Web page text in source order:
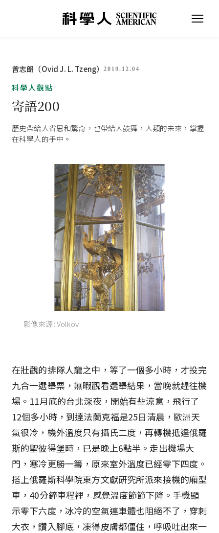
曾志朗（Ovid J. L. Tzeng）2019.12.04
科學人觀點
寄語200
歷史帶給人省思和驚奇，也帶給人鼓舞，人類的未來，掌握
在科學人的手中。
影像來源: Volkov
在壯觀的排隊人龍之中，等了一個多小時，才投完
九合一選舉票，無暇觀看選舉結果，當晚就趕往機
場。11月底的台北深夜，開始有些涼意，飛行了
12個多小時，到達法蘭克福是25日清晨，歐洲天
氣很冷，機外溫度只有攝氏二度，再轉機抵達俄羅
斯的聖彼得堡時，已是晚上6點半。走出機場大
門，寒冷更勝一籌，原來室外溫度已經零下四度。
搭上俄羅斯科學院東方文獻研究所派來接機的廂型
車，40分鐘車程裡，感覺溫度節節下降。手機顯
示零下六度，冰冷的空氣連車體也阻絕不了，穿刺
大衣，鑽入腳底，凍得皮膚都僵住，呼吸吐出來一